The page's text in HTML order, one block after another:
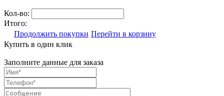
Кол-во:
Итого:
Продолжить покупки Перейти в корзину
Купить в один клик
Заполните данные для заказа